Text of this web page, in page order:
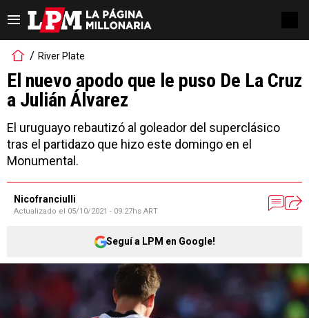
River Plate
El nuevo apodo que le puso De La Cruz
a Julián Álvarez
El uruguayo rebautizó al goleador del superclásico
tras el partidazo que hizo este domingo en el
Monumental.
Nicofranciulli
Actualizado el 05/10/2021 - 09:27hs ART
Seguí a LPM en Google!